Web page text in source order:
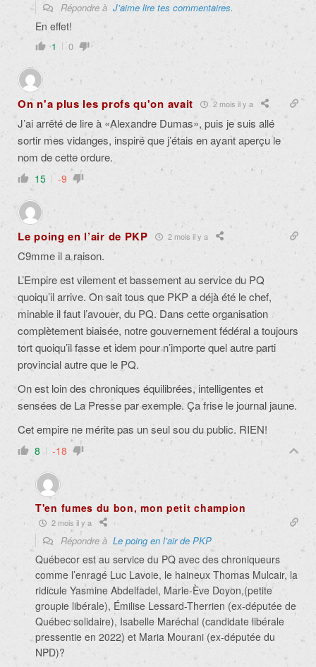
Répondre à J’aime lire tes commentaires.
En effet!
1 0
On n'a plus les profs qu'on avait 2 mois il y a
J’ai arrêté de lire à «Alexandre Dumas», puis je suis allé
sortir mes vidanges, inspiré que j’étais en ayant aperçu le
nom de cette ordure.
15 -9
Le poing en l’air de PKP 2 mois il y a
C9mme il a raison.
L’Empire est vilement et bassement au service du PQ
quoiqu’il arrive. On sait tous que PKP a déjà été le chef,
minable il faut l’avouer, du PQ. Dans cette organisation
complètement biaisée, notre gouvernement fédéral a toujours
tort quoiqu’il fasse et idem pour n’importe quel autre parti
provincial autre que le PQ.
On est loin des chroniques équilibrées, intelligentes et
sensées de La Presse par exemple. Ça frise le journal jaune.
Cet empire ne mérite pas un seul sou du public. RIEN!
8 -18
T'en fumes du bon, mon petit champion
2 mois il y a
Répondre à Le poing en l’air de PKP
Québecor est au service du PQ avec des chroniqueurs
comme l’enragé Luc Lavoie, le haineux Thomas Mulcair, la
ridicule Yasmine Abdelfadel, Marie-Ève Doyon,(petite
groupie libérale), Émilise Lessard-Therrien (ex-députée de
Québec solidaire), Isabelle Maréchal (candidate libérale
pressentie en 2022) et Maria Mourani (ex-députée du
NPD)?